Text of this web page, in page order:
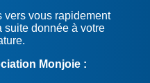
vers vous rapidement
suite donnée à votre
Monjoie :